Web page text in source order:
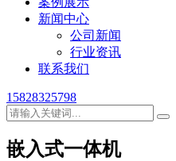
新闻中心
公司新闻
行业资讯
联系我们
15828325798
嵌入式一体机